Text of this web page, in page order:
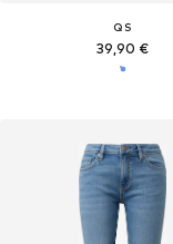
QS
39,90 €